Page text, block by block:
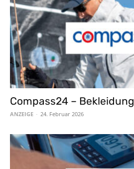
Compass24 – Bekleidung
ANZEIGE - 24. Februar 2026